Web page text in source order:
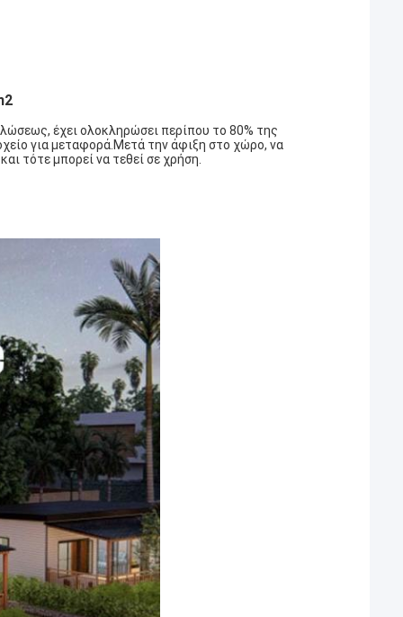
έχει ολοκληρώσει περίπου το 80% της
για μεταφορά.Μετά την άφιξη στο χώρο, να
τότε μπορεί να τεθεί σε χρήση.